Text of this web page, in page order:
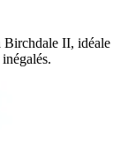
Birchdale II, idéale